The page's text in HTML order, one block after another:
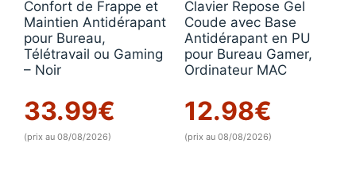
Confort de Frappe et
Maintien Antidérapant
pour Bureau,
Télétravail ou Gaming
– Noir
33.99€
(prix au 08/08/2026)
Clavier Repose Gel
Coude avec Base
Antidérapant en PU
pour Bureau Gamer,
Ordinateur MAC
12.98€
(prix au 08/08/2026)